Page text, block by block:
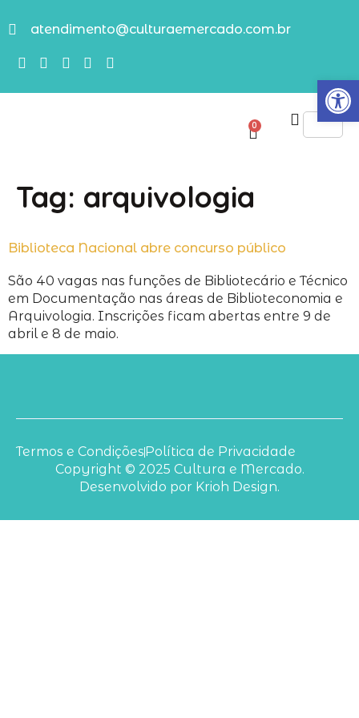
atendimento@culturaemercado.com.br
0
Tag: arquivologia
Biblioteca Nacional abre concurso público
São 40 vagas nas funções de Bibliotecário e Técnico
em Documentação nas áreas de Biblioteconomia e
Arquivologia. Inscrições ficam abertas entre 9 de
abril e 8 de maio.
Copyright © 2025 Cultura e Mercado.
Desenvolvido por Krioh Design.
Termos e Condições Política de Privacidade
Abrir